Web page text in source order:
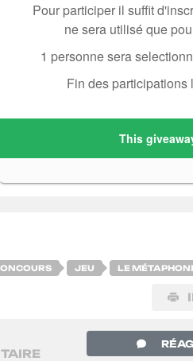
JEU LE